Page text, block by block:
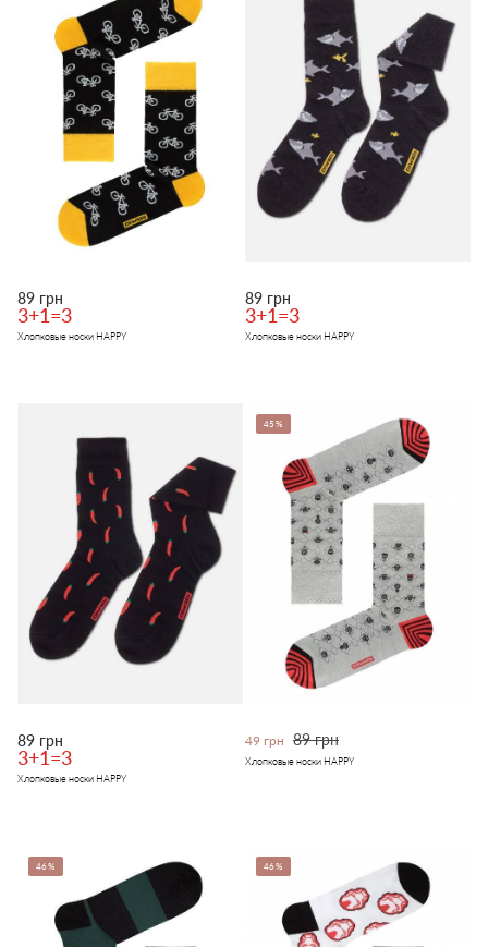
89 грн
3+1=3
Хлопковые носки HAPPY
89 грн
3+1=3
Хлопковые носки HAPPY
89 грн
3+1=3
Хлопковые носки HAPPY
45%
49 грн 89 грн
Хлопковые носки HAPPY
46% 46%